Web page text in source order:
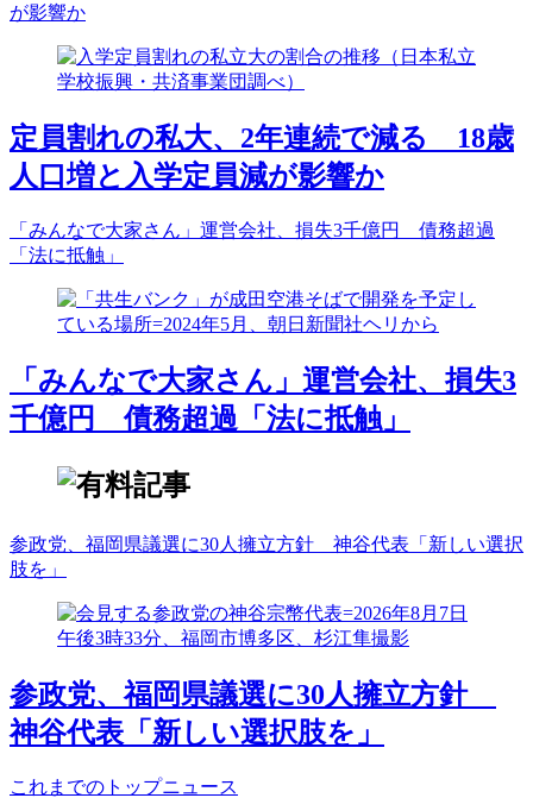
が影響か
定員割れの私大、2年連続で減る 18歳
人口増と入学定員減が影響か
「みんなで大家さん」運営会社、損失3千億円 債務超過
「法に抵触」
「みんなで大家さん」運営会社、損失3
千億円 債務超過「法に抵触」
参政党、福岡県議選に30人擁立方針 神谷代表「新しい選択
肢を」
参政党、福岡県議選に30人擁立方針
神谷代表「新しい選択肢を」
これまでのトップニュース